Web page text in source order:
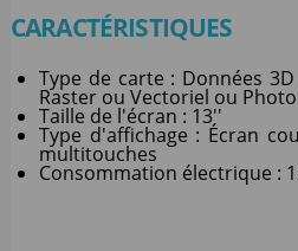
CARACTÉRISTIQUES
Type de carte : Données
Raster ou Vectoriel ou
Taille de l'écran : 13''
Type d'affichage : Écran
multitouches
Consommation électrique :